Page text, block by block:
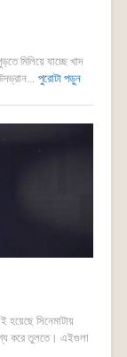
মিলিয়ে যাচ্ছে খাদ
পুরোটা পড়ুন
সিনেমাটায়
করে তুলতে। এইগুলা